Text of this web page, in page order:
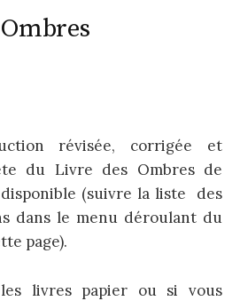
révisée, corrigée et
du Livre des Ombres de
(suivre la liste des
dans le menu déroulant du
page).
livres papier ou si vous